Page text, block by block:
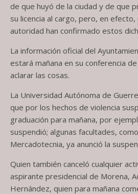
de que huyó de la ciudad y de que
su licencia al cargo, pero, en efecto,
autoridad han confirmado estos
La información oficial del
estará mañana en su conferencia
aclarar las cosas.
La Universidad Autónoma de
que por los hechos de violencia
graduación para mañana, por
suspendió; algunas facultades,
Mercadotecnia, ya anunció la
Quien también canceló cualquier
aspirante presidencial de Morena,
Hernández, quien para mañana